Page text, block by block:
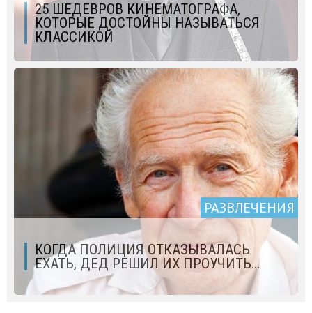
25 ШЕДЕВРОВ КИНЕМАТОГРАФА,
КОТОРЫЕ ДОСТОЙНЫ НАЗЫВАТЬСЯ
КЛАССИКОЙ
РАЗВЛЕЧЕНИЯ
КОГДА ПОЛИЦИЯ ОТКАЗЫВАЛАСЬ
ЕХАТЬ, ДЕД РЕШИЛ ИХ ПРОУЧИТЬ…